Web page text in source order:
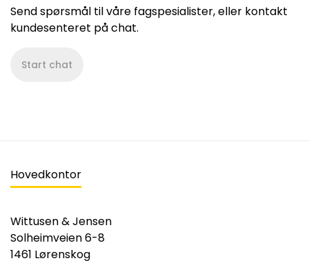
Send spørsmål til våre fagspesialister, eller kontakt
kundesenteret på chat.
Start chat
Hovedkontor
Wittusen & Jensen
Solheimveien 6-8
1461 Lørenskog